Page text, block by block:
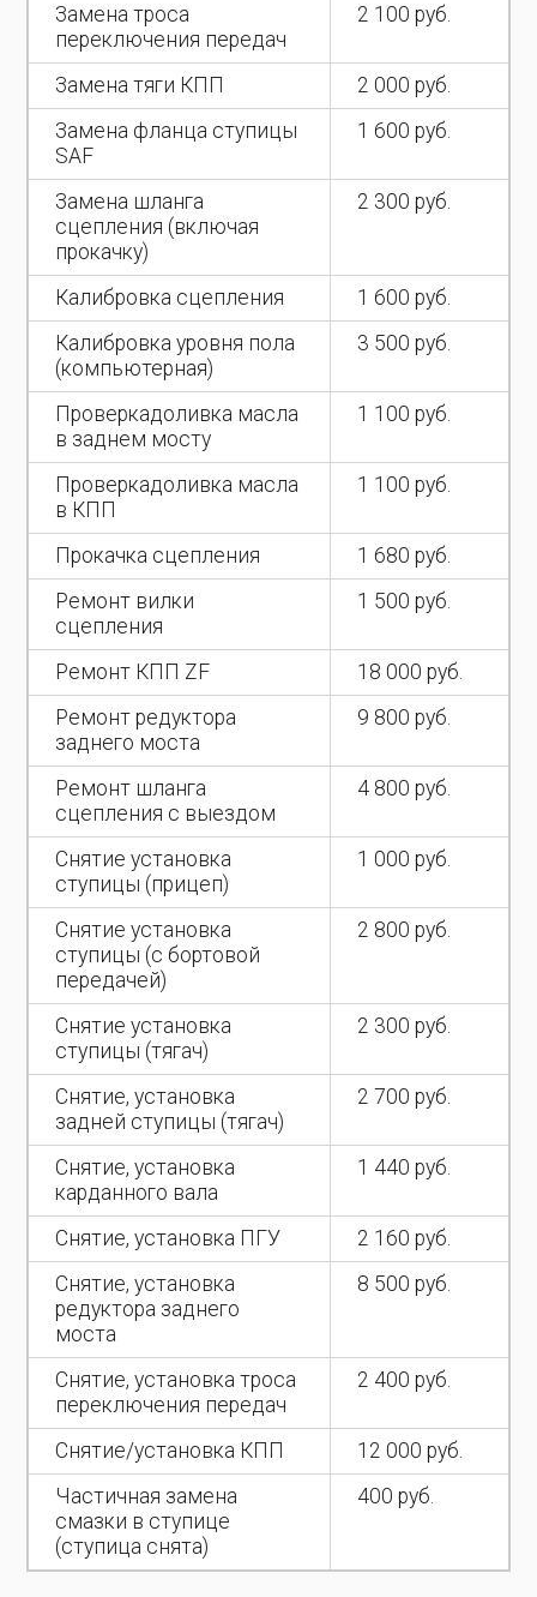
Замена троса
переключения передач
2 100 руб.
Замена тяги КПП
2 000 руб.
Замена фланца ступицы
SAF
1 600 руб.
Замена шланга
сцепления (включая
прокачку)
2 300 руб.
Калибровка сцепления
1 600 руб.
Калибровка уровня пола
(компьютерная)
3 500 руб.
Проверкадоливка масла
в заднем мосту
1 100 руб.
Проверкадоливка масла
в КПП
1 100 руб.
Прокачка сцепления
1 680 руб.
Ремонт вилки
сцепления
1 500 руб.
Ремонт КПП ZF
18 000 руб.
Ремонт редуктора
заднего моста
9 800 руб.
Ремонт шланга
сцепления с выездом
4 800 руб.
Снятие установка
ступицы (прицеп)
1 000 руб.
Снятие установка
ступицы (с бортовой
передачей)
2 800 руб.
Снятие установка
ступицы (тягач)
2 300 руб.
Снятие, установка
задней ступицы (тягач)
2 700 руб.
Снятие, установка
карданного вала
1 440 руб.
Снятие, установка ПГУ
2 160 руб.
Снятие, установка
редуктора заднего
моста
8 500 руб.
Снятие, установка троса
переключения передач
2 400 руб.
Снятие/установка КПП
12 000 руб.
Частичная замена
смазки в ступице
(ступица снята)
400 руб.